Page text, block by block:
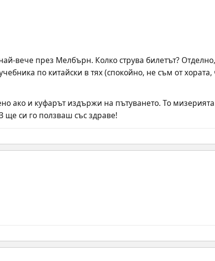
вече през Мелбърн. Колко струва билетът?
по китайски в тях (спокойно, не съм от
ако и куфарът издържи на пътуването. То
ще си го ползваш със здраве!